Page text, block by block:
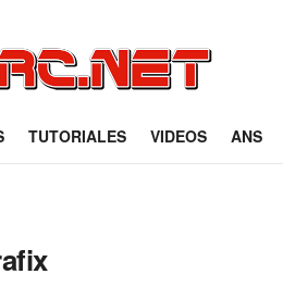
TUTORIALES VIDEOS ANS